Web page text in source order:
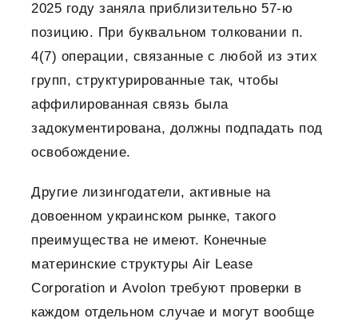
2025 году заняла приблизительно 57-ю
позицию. При буквальном толковании п.
4(7) операции, связанные с любой из этих
групп, структурированные так, чтобы
аффилированная связь была
задокументирована, должны подпадать под
освобождение.
Другие лизингодатели, активные на
довоенном украинском рынке, такого
преимущества не имеют. Конечные
материнские структуры Air Lease
Corporation и Avolon требуют проверки в
каждом отдельном случае и могут вообще